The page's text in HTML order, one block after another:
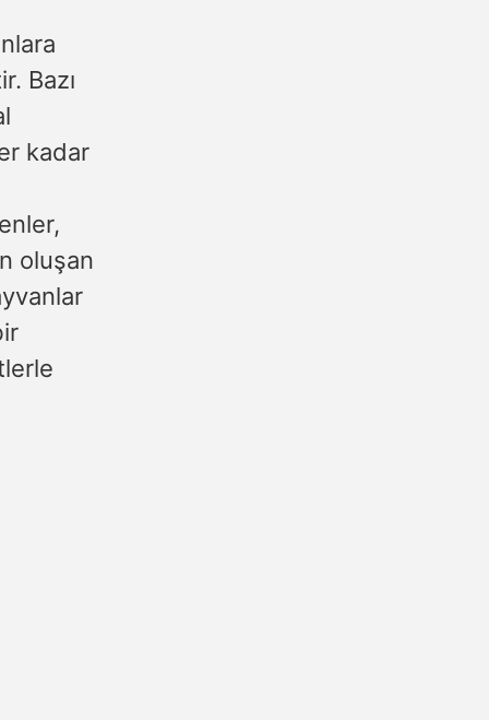
Bazı
kadar
oluşan